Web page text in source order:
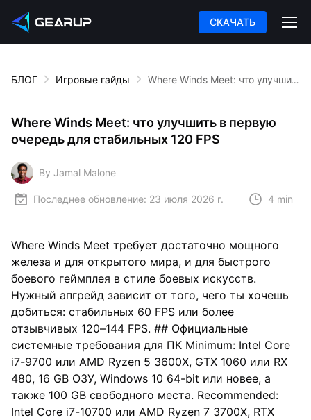
СКАЧАТЬ
БЛОГ Игровые гайды Where Winds Meet: что улучшить в первую очередь для стабильных 120 FPS
Where Winds Meet: что улучшить в первую
очередь для стабильных 120 FPS
By Jamal Malone
Последнее обновление: 23 июля 2026 г. 4 min
Where Winds Meet требует достаточно мощного
железа и для открытого мира, и для быстрого
боевого геймплея в стиле боевых искусств.
Нужный апгрейд зависит от того, чего ты хочешь
добиться: стабильных 60 FPS или более
отзывчивых 120–144 FPS. ## Официальные
системные требования для ПК Minimum: Intel Core
i7-9700 или AMD Ryzen 5 3600X, GTX 1060 или RX
480, 16 GB ОЗУ, Windows 10 64-bit или новее, а
также 100 GB свободного места. Recommended:
Intel Core i7-10700 или AMD Ryzen 7 3700X, RTX